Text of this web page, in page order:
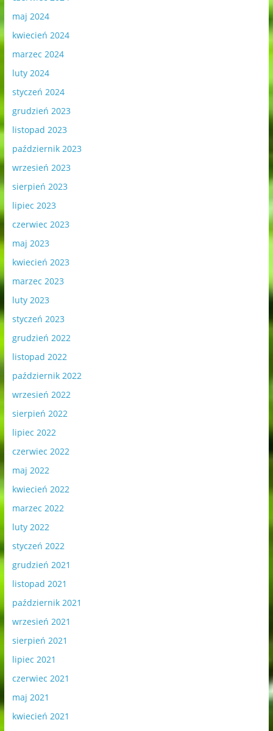
maj 2024
kwiecień 2024
marzec 2024
luty 2024
styczeń 2024
grudzień 2023
listopad 2023
październik 2023
wrzesień 2023
sierpień 2023
lipiec 2023
czerwiec 2023
maj 2023
kwiecień 2023
marzec 2023
luty 2023
styczeń 2023
grudzień 2022
listopad 2022
październik 2022
wrzesień 2022
sierpień 2022
lipiec 2022
czerwiec 2022
maj 2022
kwiecień 2022
marzec 2022
luty 2022
styczeń 2022
grudzień 2021
listopad 2021
październik 2021
wrzesień 2021
sierpień 2021
lipiec 2021
czerwiec 2021
maj 2021
kwiecień 2021